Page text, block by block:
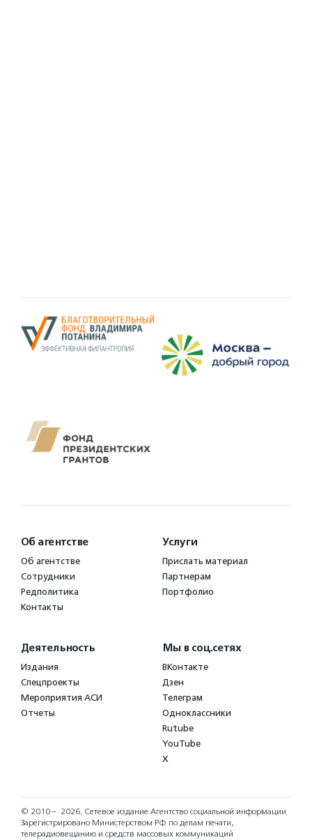
Об агентстве
Об агентстве
Сотрудники
Редполитика
Контакты
Услуги
Прислать материал
Партнерам
Портфолио
Деятельность
Издания
Спецпроекты
Мероприятия АСИ
Отчеты
Мы в соц.сетях
ВКонтакте
Дзен
Телеграм
Одноклассники
Rutube
YouTube
X
© 2010 – 2026. Сетевое издание Агентство социальной информации
Зарегистрировано Министерством РФ по делам печати,
телерадиовещанию и средств массовых коммуникаций